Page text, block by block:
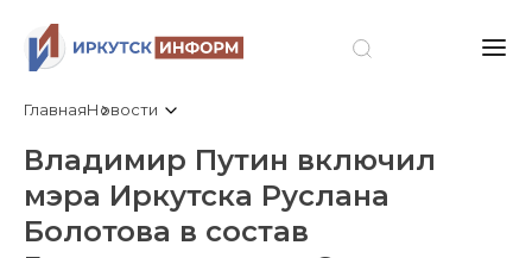
ГлавнаяНовости
Владимир Путин включил
мэра Иркутска Руслана
Болотова в состав